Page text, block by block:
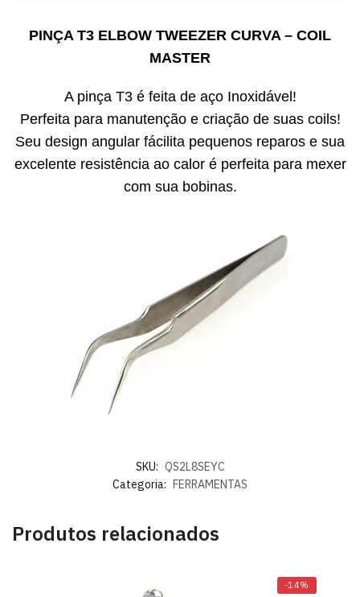
PINÇA T3 ELBOW TWEEZER CURVA – COIL
MASTER
A pinça T3 é feita de aço Inoxidável!
Perfeita para manutenção e criação de suas coils!
Seu design angular fácilita pequenos reparos e sua
excelente resistência ao calor é perfeita para mexer
com sua bobinas.
SKU: QS2L8SEYC
Categoria: FERRAMENTAS
Produtos relacionados
-14%